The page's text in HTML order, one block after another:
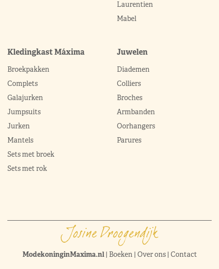
Laurentien
Mabel
Kledingkast Máxima
Broekpakken
Complets
Galajurken
Jumpsuits
Jurken
Mantels
Sets met broek
Sets met rok
Juwelen
Diademen
Colliers
Broches
Armbanden
Oorhangers
Parures
ModekoninginMaxima.nl| Boeken| Over ons| Contact